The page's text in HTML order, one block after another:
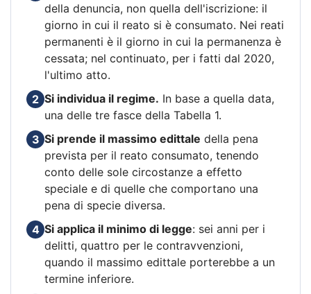
della denuncia, non quella dell'iscrizione: il
giorno in cui il reato si è consumato. Nei reati
permanenti è il giorno in cui la permanenza è
cessata; nel continuato, per i fatti dal 2020,
l'ultimo atto.
2 Si individua il regime. In base a quella data,
una delle tre fasce della Tabella 1.
3 Si prende il massimo edittale della pena
prevista per il reato consumato, tenendo
conto delle sole circostanze a effetto
speciale e di quelle che comportano una
pena di specie diversa.
4 Si applica il minimo di legge: sei anni per i
delitti, quattro per le contravvenzioni,
quando il massimo edittale porterebbe a un
termine inferiore.